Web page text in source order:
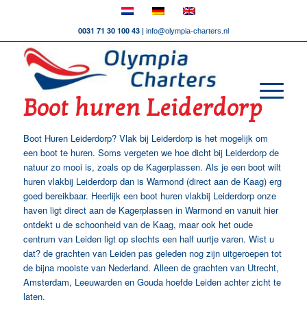
0031 71 30 100 43 | info@olympia-charters.nl
Boot huren Leiderdorp
Boot Huren Leiderdorp? Vlak bij Leiderdorp is het mogelijk om
een boot te huren. Soms vergeten we hoe dicht bij Leiderdorp de
natuur zo mooi is, zoals op de Kagerplassen. Als je een boot wilt
huren vlakbij Leiderdorp dan is Warmond (direct aan de Kaag) erg
goed bereikbaar. Heerlijk een boot huren vlakbij Leiderdorp onze
haven ligt direct aan de Kagerplassen in Warmond en vanuit hier
ontdekt u de schoonheid van de Kaag, maar ook het oude
centrum van Leiden ligt op slechts een half uurtje varen. Wist u
dat? de grachten van Leiden pas geleden nog zijn uitgeroepen tot
de bijna mooiste van Nederland. Alleen de grachten van Utrecht,
Amsterdam, Leeuwarden en Gouda hoefde Leiden achter zicht te
laten.